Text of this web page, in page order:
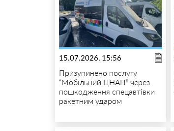
15.07.2026, 15:56
Призупинено послугу
“Мобільний ЦНАП” через
пошкодження спецавтівки
ракетним ударом